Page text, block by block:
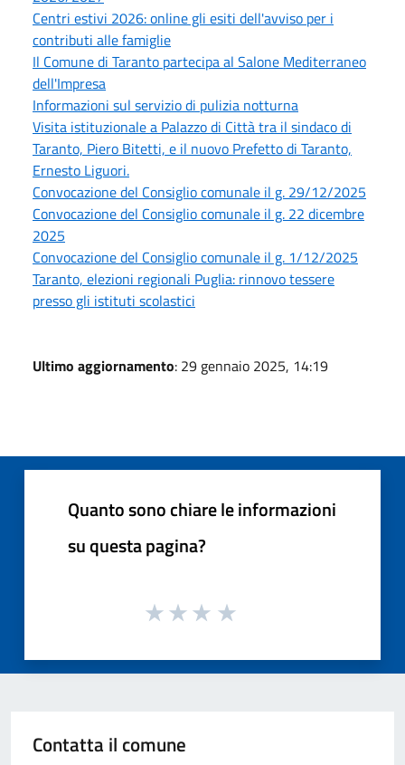
Centri estivi 2026: online gli esiti dell'avviso per i
contributi alle famiglie
Il Comune di Taranto partecipa al Salone Mediterraneo
dell'Impresa
Informazioni sul servizio di pulizia notturna
Visita istituzionale a Palazzo di Città tra il sindaco di
Taranto, Piero Bitetti, e il nuovo Prefetto di Taranto,
Ernesto Liguori.
Convocazione del Consiglio comunale il g. 29/12/2025
Convocazione del Consiglio comunale il g. 22 dicembre
2025
Convocazione del Consiglio comunale il g. 1/12/2025
Taranto, elezioni regionali Puglia: rinnovo tessere
presso gli istituti scolastici
Ultimo aggiornamento: 29 gennaio 2025, 14:19
Quanto sono chiare le informazioni
su questa pagina?
Contatta il comune